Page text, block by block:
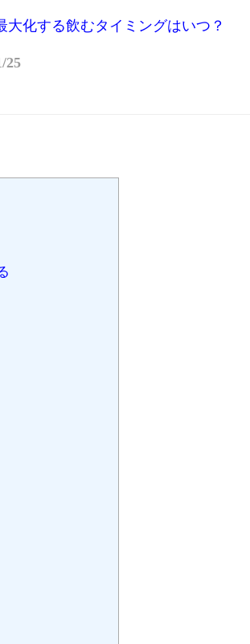
化する飲むタイミングはいつ？
25